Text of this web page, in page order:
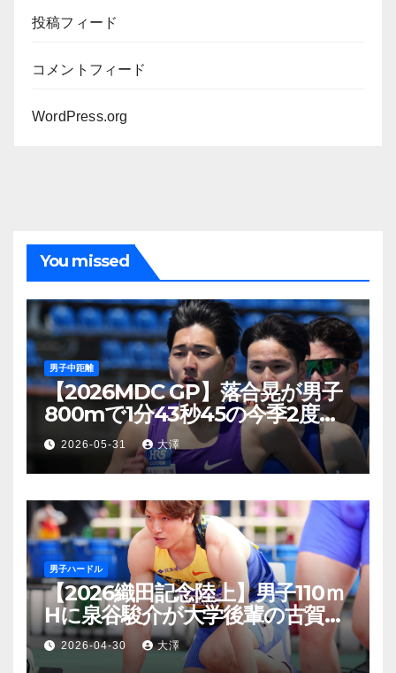
投稿フィード
コメントフィード
WordPress.org
You missed
男子中距離
【2026MDC GP】落合晃が男子
800mで1分43秒45の今季2度目
となる日本新！現時点で世界シー
ズントップリスト2位
2026-05-31 大澤
男子ハードル
【2026織田記念陸上】男子110ｍ
Hに泉谷駿介が大学後輩の古賀ジ
ェレミーに0.02秒の僅差で意地
のV
2026-04-30 大澤